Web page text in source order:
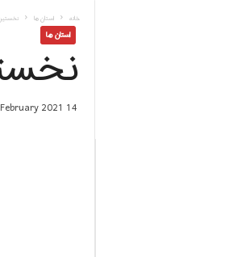
خانه استان ها
استان ها
14 February 2021